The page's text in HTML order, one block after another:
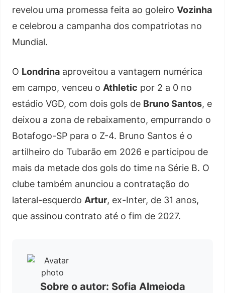
revelou uma promessa feita ao goleiro Vozinha
e celebrou a campanha dos compatriotas no
Mundial.
O Londrina aproveitou a vantagem numérica
em campo, venceu o Athletic por 2 a 0 no
estádio VGD, com dois gols de Bruno Santos, e
deixou a zona de rebaixamento, empurrando o
Botafogo-SP para o Z-4. Bruno Santos é o
artilheiro do Tubarão em 2026 e participou de
mais da metade dos gols do time na Série B. O
clube também anunciou a contratação do
lateral-esquerdo Artur, ex-Inter, de 31 anos,
que assinou contrato até o fim de 2027.
Sobre o autor: Sofia Almeioda